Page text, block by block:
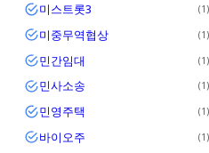
미스트롯3 1
미중무역협상 1
민간임대 1
민사소송 1
민영주택 1
바이오주 1